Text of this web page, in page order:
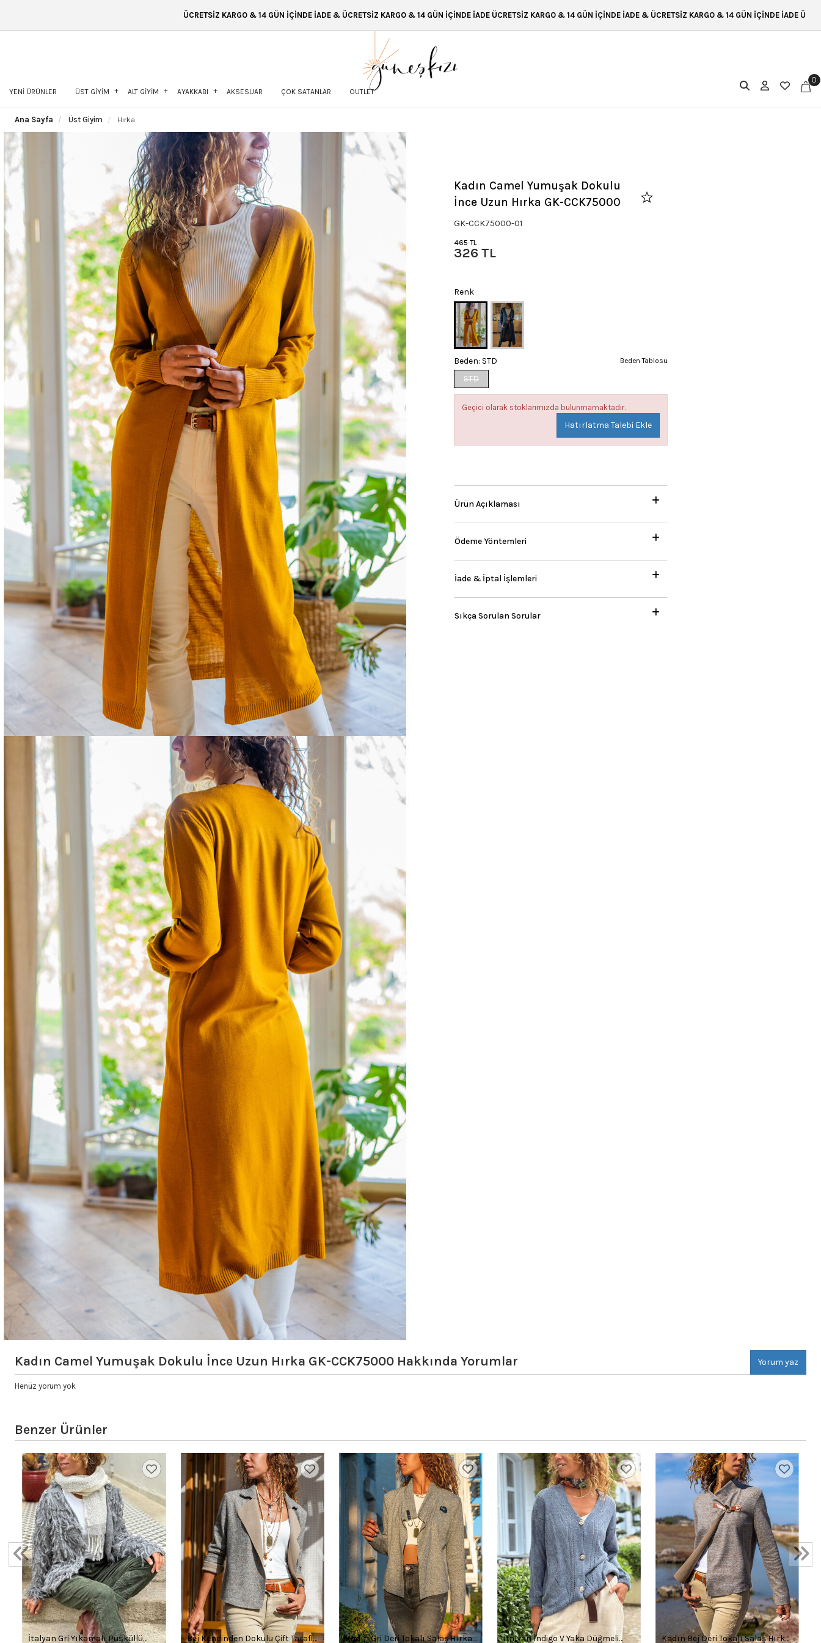
ÜCRETSİZ KARGO & 14 GÜN İÇİNDE İADE & ÜCRETSİZ KARGO & 14 GÜN İÇİNDE İADE ÜCRETSİZ KARGO & 14 GÜN İÇİNDE İADE & ÜCRETSİZ KARGO & 14 GÜN İÇİNDE İADE ÜCRETSİZ KARGO &
YENİ ÜRÜNLER ÜST GİYİM ALT GİYİM AYAKKABI AKSESUAR ÇOK SATANLAR OUTLET
0
Ana Sayfa Üst Giyim Hırka
Kadın Camel Yumuşak Dokulu
İnce Uzun Hırka GK-CCK75000
GK-CCK75000-01
465 TL
326 TL
Renk
Beden Tablosu
Beden: STD
STD
Geçici olarak stoklarımızda bulunmamaktadır.
Hatırlatma Talebi Ekle
Ürün Açıklaması
Ödeme Yöntemleri
İade & İptal İşlemleri
Sıkça Sorulan Sorular
Kadın Camel Yumuşak Dokulu İnce Uzun Hırka GK-CCK75000 Hakkında Yorumlar Yorum yaz
Henüz yorum yok
Benzer Ürünler
İtalyan Gri Yıkamalı Püsküllü
Bej Kendinden Dokulu Çift Taraflı
Kadın Gri Deri Tokalı Salaş Hırka
İtalyan İndigo V Yaka Düğmeli
Kadın Bej Deri Tokalı Salaş Hırka